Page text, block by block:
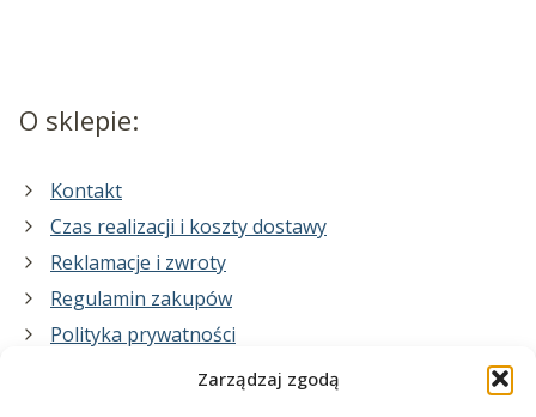
Zarządzaj zgodą
O sklepie:
Kontakt
Czas realizacji i koszty dostawy
Reklamacje i zwroty
Regulamin zakupów
Polityka prywatności